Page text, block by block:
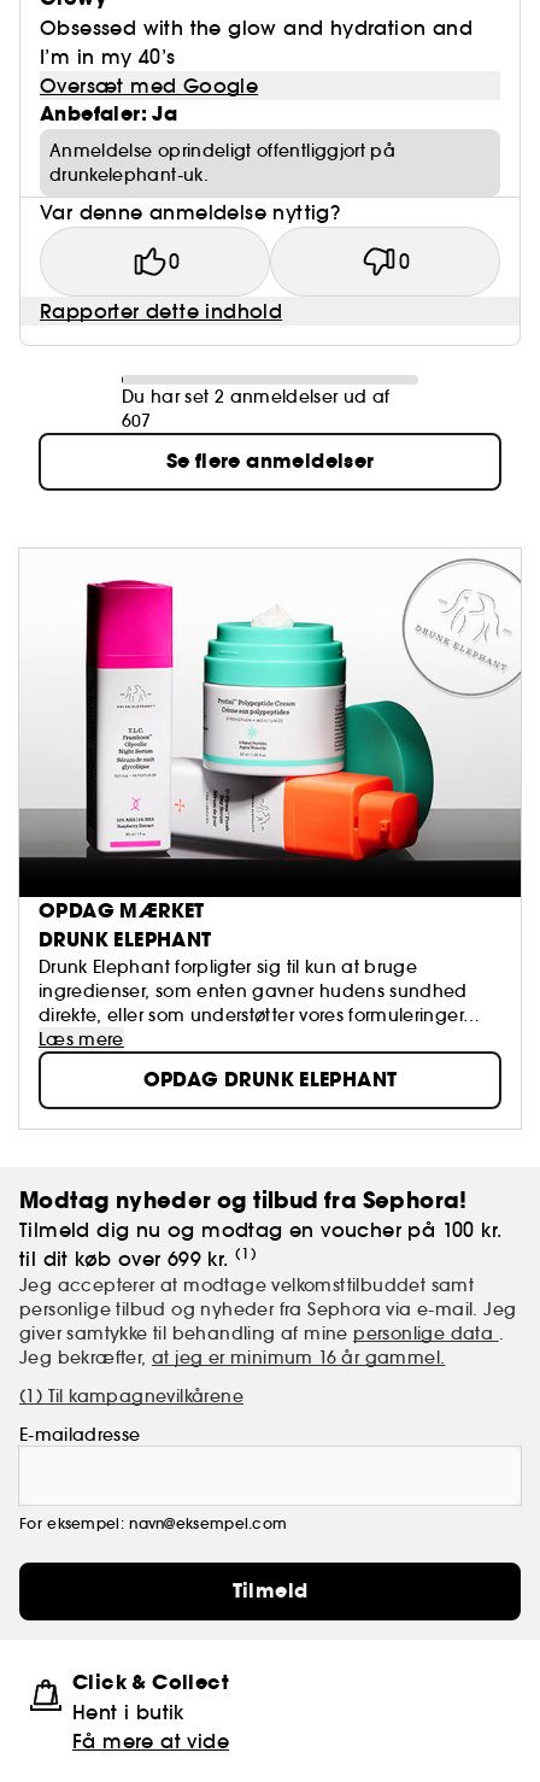
Obsessed with the glow and hydration and
I’m in my 40’s
Oversæt med Google
Anbefaler: Ja
Anmeldelse oprindeligt offentliggjort på
drunkelephant-uk.
Var denne anmeldelse nyttig?
0 0
Rapporter dette indhold
Du har set 2 anmeldelser ud af
607
Se flere anmeldelser
OPDAG MÆRKET
DRUNK ELEPHANT
Drunk Elephant forpligter sig til kun at bruge
ingredienser, som enten gavner hudens sundhed
direkte, eller som understøtter vores formuleringer… ​
Læs mere
OPDAG DRUNK ELEPHANT
Modtag nyheder og tilbud fra Sephora!
Tilmeld dig nu og modtag en voucher på 100 kr.
til dit køb over 699 kr. (1)
Jeg accepterer at modtage velkomsttilbuddet samt
personlige tilbud og nyheder fra Sephora via e-mail. Jeg
giver samtykke til behandling af mine personlige data .
Jeg bekræfter,at jeg er minimum 16 år gammel.
(1) Til kampagnevilkårene
E-mailadresse
For eksempel: navn@eksempel.com
Tilmeld
Click & Collect
Hent i butik
Få mere at vide